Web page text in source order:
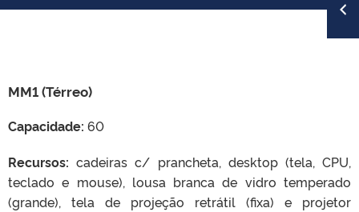
MM1 (Térreo)
Capacidade: 60
Recursos: cadeiras c/ prancheta, desktop (tela, CPU,
teclado e mouse), lousa branca de vidro temperado
(grande), tela de projeção retrátil (fixa) e projetor